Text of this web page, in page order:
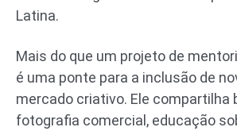
Latina.
Mais do que um projeto de
é uma ponte para a inclusão de
mercado criativo. Ele compartilha
fotografia comercial, educação